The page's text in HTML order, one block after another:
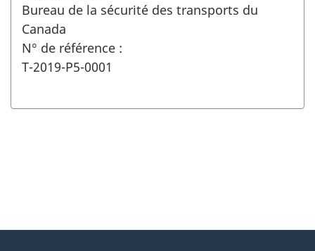
Bureau de la sécurité des transports du
Canada
N° de référence :
T-2019-P5-0001
D